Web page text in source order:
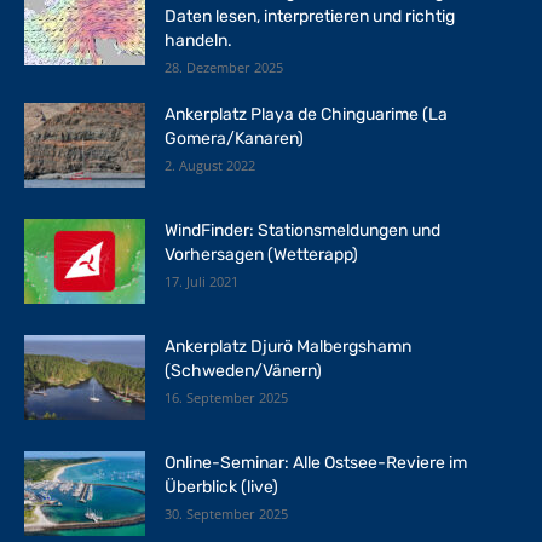
Daten lesen, interpretieren und richtig
handeln.
28. Dezember 2025
Ankerplatz Playa de Chinguarime (La
Gomera/Kanaren)
2. August 2022
WindFinder: Stationsmeldungen und
Vorhersagen (Wetterapp)
17. Juli 2021
Ankerplatz Djurö Malbergshamn
(Schweden/Vänern)
16. September 2025
Online-Seminar: Alle Ostsee-Reviere im
Überblick (live)
30. September 2025